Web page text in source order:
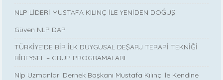
NLP LİDERİ MUSTAFA KILINÇ İLE YENİDEN DOĞUŞ
Güven NLP DAP
TÜRKİYE’DE BİR İLK DUYGUSAL DEŞARJ TERAPİ TEKNİĞİ
BİREYSEL – GRUP PROGRAMALARI
Nlp Uzmanları Dernek Başkanı Mustafa Kılınç ile Kendine